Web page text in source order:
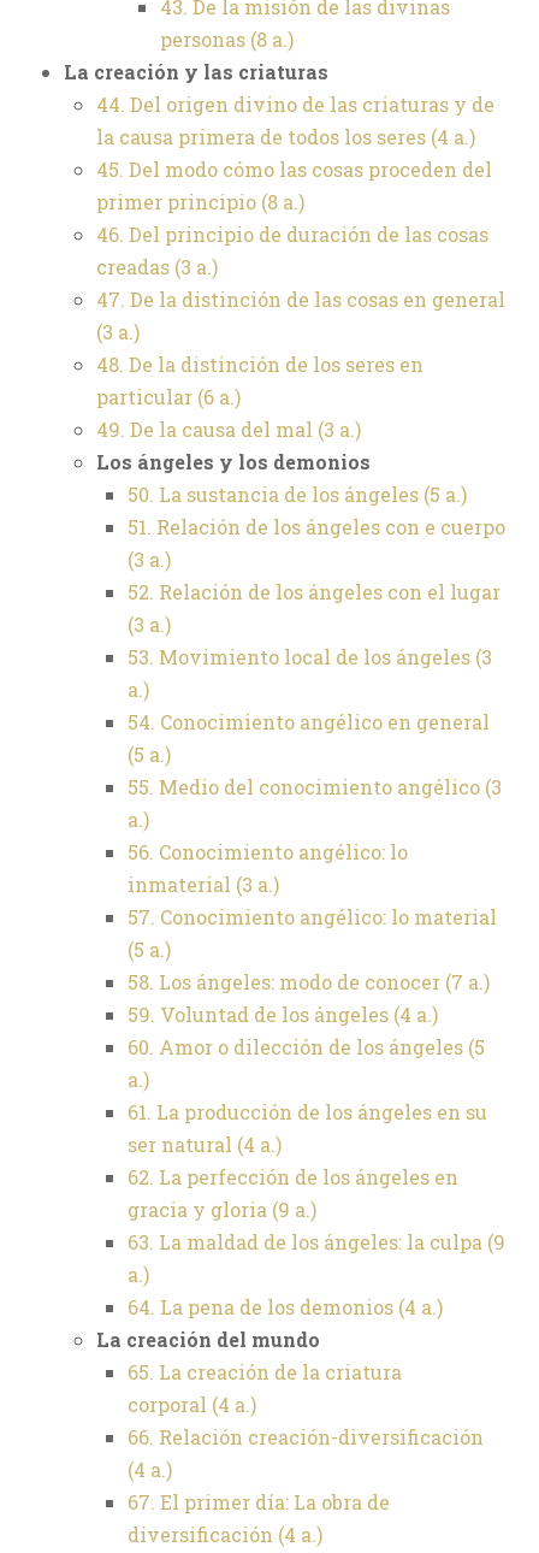
43. De la misión de las divinas
personas (8 a.)
La creación y las criaturas
44. Del origen divino de las criaturas y de
la causa primera de todos los seres (4 a.)
45. Del modo cómo las cosas proceden del
primer principio (8 a.)
46. Del principio de duración de las cosas
creadas (3 a.)
47. De la distinción de las cosas en general
(3 a.)
48. De la distinción de los seres en
particular (6 a.)
49. De la causa del mal (3 a.)
Los ángeles y los demonios
50. La sustancia de los ángeles (5 a.)
51. Relación de los ángeles con e cuerpo
(3 a.)
52. Relación de los ángeles con el lugar
(3 a.)
53. Movimiento local de los ángeles (3
a.)
54. Conocimiento angélico en general
(5 a.)
55. Medio del conocimiento angélico (3
a.)
56. Conocimiento angélico: lo
inmaterial (3 a.)
57. Conocimiento angélico: lo material
(5 a.)
58. Los ángeles: modo de conocer (7 a.)
59. Voluntad de los ángeles (4 a.)
60. Amor o dilección de los ángeles (5
a.)
61. La producción de los ángeles en su
ser natural (4 a.)
62. La perfección de los ángeles en
gracia y gloria (9 a.)
63. La maldad de los ángeles: la culpa (9
a.)
64. La pena de los demonios (4 a.)
La creación del mundo
65. La creación de la criatura
corporal (4 a.)
66. Relación creación-diversificación
(4 a.)
67. El primer día: La obra de
diversificación (4 a.)